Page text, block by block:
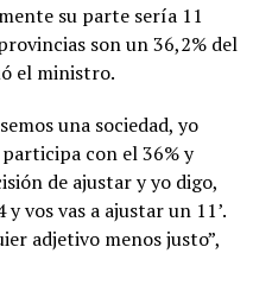
su parte sería 11
son un 36,2% del
el ministro.
una sociedad, yo
con el 36% y
de ajustar y yo digo,
vos vas a ajustar un 11’.
adjetivo menos justo”,